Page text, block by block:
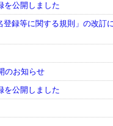
を公開しました
録等に関する規則」の改訂
のお知らせ
を公開しました